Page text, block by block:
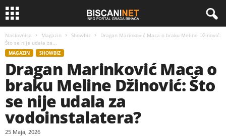
Naslovnica Magazin Showbiz
Dragan Marinković Maca o braku Meline Džinović:
Što se nije udala za...
MAGAZIN SHOWBIZ
Dragan Marinković Maca o
braku Meline Džinović: Što
se nije udala za
vodoinstalatera?
25 Maja, 2026